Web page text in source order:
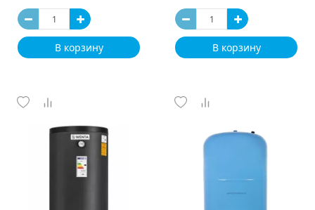
В корзину В корзину